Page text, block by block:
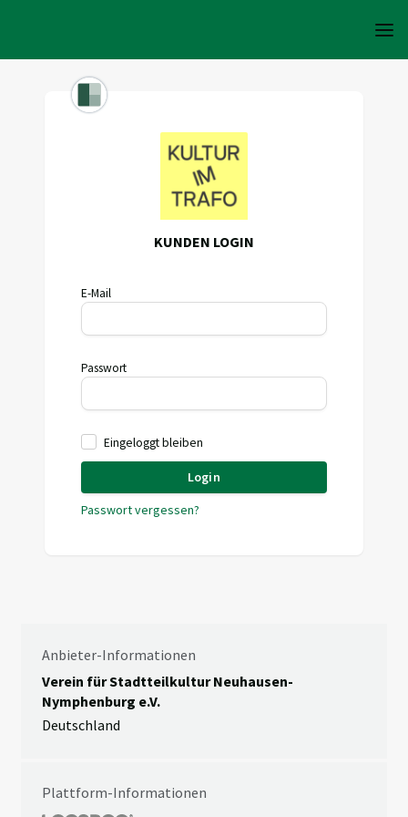
KUNDEN LOGIN
E-Mail
Passwort
Eingeloggt bleiben
Login
Passwort vergessen?
Anbieter-Informationen
Verein für Stadtteilkultur Neuhausen-
Nymphenburg e.V.
Deutschland
Plattform-Informationen